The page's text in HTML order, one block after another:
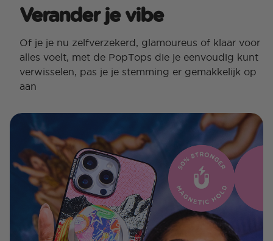
Verander je vibe
Of je je nu zelfverzekerd, glamoureus of klaar voor
alles voelt, met de PopTops die je eenvoudig kunt
verwisselen, pas je je stemming er gemakkelijk op
aan